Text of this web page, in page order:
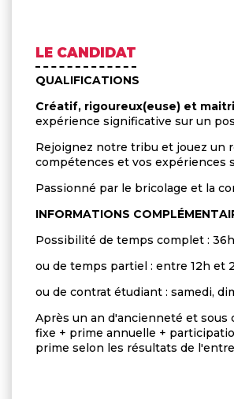
LE CANDIDAT
QUALIFICATIONS
Créatif, rigoureux(euse) et
expérience significative sur un
Rejoignez notre tribu et jouez un
compétences et vos expériences
Passionné par le bricolage et la
INFORMATIONS
Possibilité de temps complet :
ou de temps partiel : entre 12h et
ou de contrat étudiant : samedi,
Après un an d'ancienneté et
fixe + prime annuelle +
prime selon les résultats de